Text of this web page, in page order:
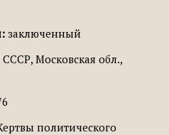
заключенный
Московская обл.,
политического